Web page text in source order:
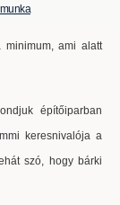
minimum, ami alatt
építőiparban
keresnivalója a
szó, hogy bárki